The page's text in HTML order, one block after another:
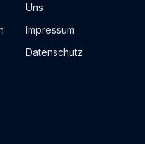
Uns
Impressum
Datenschutz